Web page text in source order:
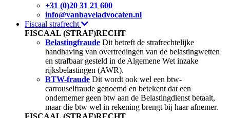
+31 (0)20 31 21 600
info@vanbaveladvocaten.nl
Fiscaal strafrecht
FISCAAL (STRAF)RECHT
Belastingfraude Dit betreft de strafrechtelijke
handhaving van overtredingen van de belastingwetten
en strafbaar gesteld in de Algemene Wet inzake
rijksbelastingen (AWR).
BTW-fraude Dit wordt ook wel een btw-
carrouselfraude genoemd en betekent dat een
ondernemer geen btw aan de Belastingdienst betaalt,
maar die btw wel in rekening brengt bij haar afnemer.
FISCAAL (STRAF)RECHT